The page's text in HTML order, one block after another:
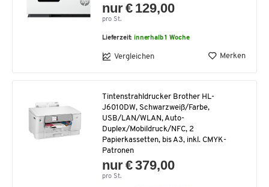
nur € 129,00
pro St.
Lieferzeit:innerhalb 1 Woche
Vergleichen Merken
Tintenstrahldrucker Brother HL-
J6010DW, Schwarzweiß/Farbe,
USB/LAN/WLAN, Auto-
Duplex/Mobildruck/NFC, 2
Papierkassetten, bis A3, inkl. CMYK-
Patronen
nur € 379,00
pro St.